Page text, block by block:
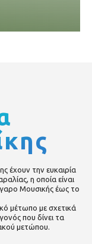
έχουν την ευκαιρία
η οποία είναι
Μουσικής έως το
μέτωπο με σχετικά
που δίνει τα
μετώπου.